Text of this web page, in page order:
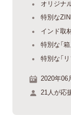
オリジナ
特別な
インド取
特別な「箱
特別な「
2020年06
21人が応